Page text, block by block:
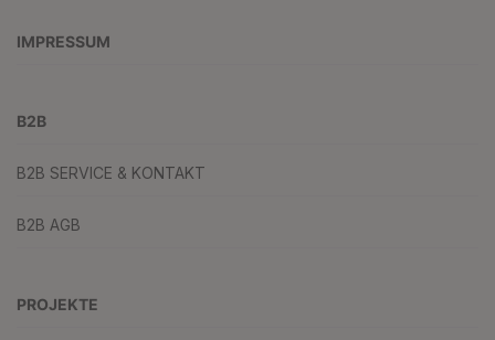
IMPRESSUM
B2B
B2B SERVICE & KONTAKT
B2B AGB
PROJEKTE